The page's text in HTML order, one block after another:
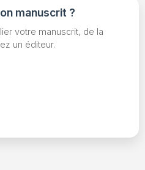
manuscrit ?
votre manuscrit, de la
un éditeur.